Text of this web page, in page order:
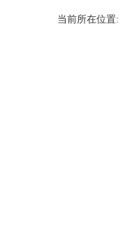
当前所在位置: